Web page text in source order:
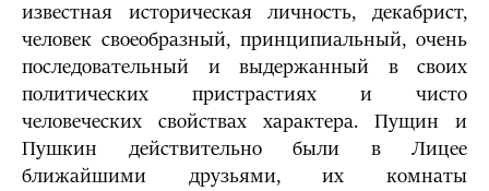
известная историческая личность, декабрист,
человек своеобразный, принципиальный, очень
последовательный и выдержанный в своих
политических пристрастиях и чисто
человеческих свойствах характера. Пущин и
Пушкин действительно были в Лицее
ближайшими друзьями, их комнаты